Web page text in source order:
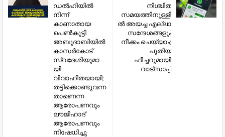
നിശ്ചിത
സമയത്തിനുള്ളി
ല്‍ അയച്ച എല്ലാ
സന്ദേശങ്ങളും
നീക്കം ചെയ്യാം;
പുതിയ
ഫീച്ചറുമായി
വാട്‌സാപ്പ്
ഡല്‍ഹിയില്‍
നിന്ന്
കാണാതായ
പെണ്‍കുട്ടി
അബൂദാബിയില്‍
കാസര്‍കോട്
സ്വദേശിയുമാ
യി
വിവാഹിതയായി;
തട്ടിക്കൊണ്ടുവന്ന
താണെന്ന
ആരോപണവും
ലൗജിഹാദ്
ആരോപണവും
നിഷേധിച്ചു